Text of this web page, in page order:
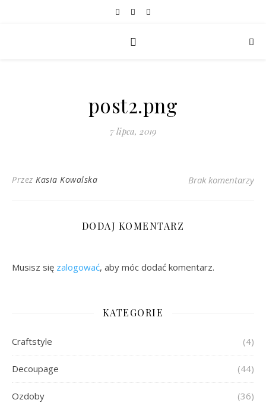
post2.png
7 lipca, 2019
Przez Kasia Kowalska Brak komentarzy
DODAJ KOMENTARZ
Musisz się zalogować, aby móc dodać komentarz.
KATEGORIE
Craftstyle (4)
Decoupage (44)
Ozdoby (36)